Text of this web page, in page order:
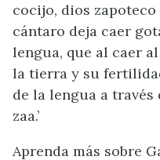
cocijo, dios
cántaro deja caer
lengua, que al caer
la tierra y su
de la lengua a través
zaa.’
Aprenda más sobre